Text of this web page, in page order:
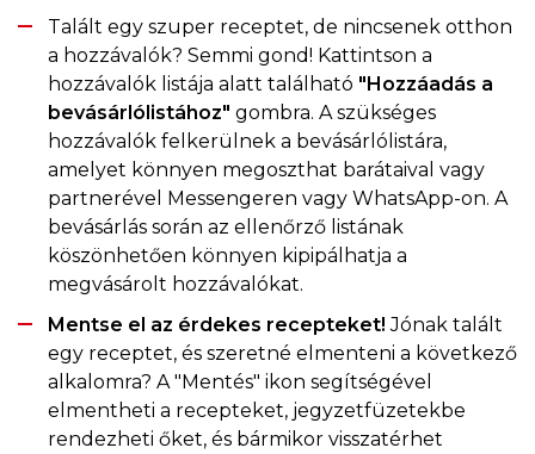
Talált egy szuper receptet, de nincsenek otthon
a hozzávalók? Semmi gond! Kattintson a
hozzávalók listája alatt található "Hozzáadás a
bevásárlólistához" gombra. A szükséges
hozzávalók felkerülnek a bevásárlólistára,
amelyet könnyen megoszthat barátaival vagy
partnerével Messengeren vagy WhatsApp-on. A
bevásárlás során az ellenőrző listának
köszönhetően könnyen kipipálhatja a
megvásárolt hozzávalókat.
Mentse el az érdekes recepteket! Jónak talált
egy receptet, és szeretné elmenteni a következő
alkalomra? A "Mentés" ikon segítségével
elmentheti a recepteket, jegyzetfüzetekbe
rendezheti őket, és bármikor visszatérhet